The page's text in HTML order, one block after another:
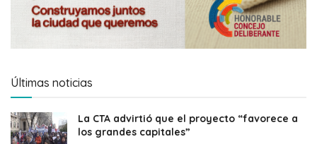
Últimas noticias
La CTA advirtió que el proyecto “favorece a
los grandes capitales”